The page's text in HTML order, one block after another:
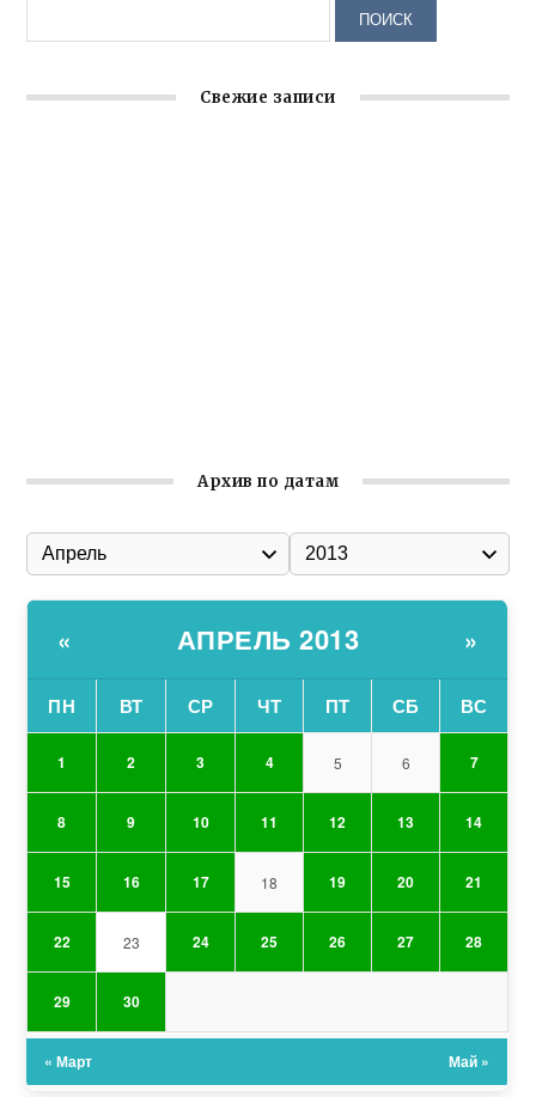
Свежие записи
Архив по датам
« АПРЕЛЬ 2013 »
ПН ВТ СР ЧТ ПТ СБ ВС
1 2 3 4 5 6 7
8 9 10 11 12 13 14
15 16 17 18 19 20 21
22 23 24 25 26 27 28
29 30
« Март Май »